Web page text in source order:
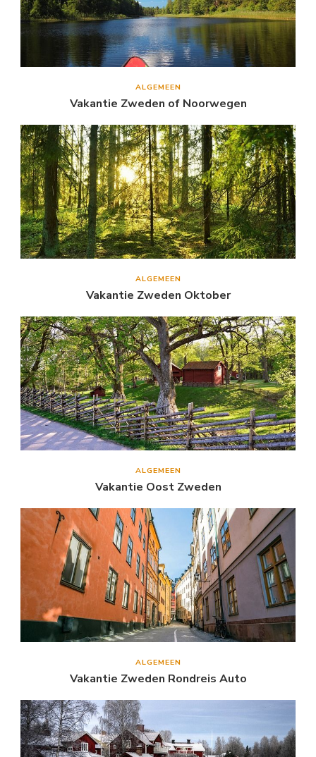
ALGEMEEN
Vakantie Zweden of Noorwegen
ALGEMEEN
Vakantie Zweden Oktober
ALGEMEEN
Vakantie Oost Zweden
ALGEMEEN
Vakantie Zweden Rondreis Auto